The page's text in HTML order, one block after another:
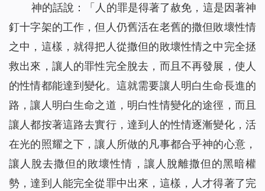
神的話說：「 人的罪是得著了赦免，這是因著神
釘十字架的工作，但人仍舊活在老舊的撒但敗壞性情
之中，這樣，就得把人從撒但的敗壞性情之中完全拯
救出來，讓人的罪性完全脫去，而且不再發展，使人
的性情都能達到變化。這就需要讓人明白生命長進的
路，讓人明白生命之道，明白性情變化的途徑，而且
讓人都按著這路去實行，達到人的性情逐漸變化，活
在光的照耀之下，讓人所做的凡事都合乎神的心意，
讓人脫去撒但的敗壞性情，讓人脫離撒但的黑暗權
勢，達到人能完全從罪中出來，這樣，人才得著了完